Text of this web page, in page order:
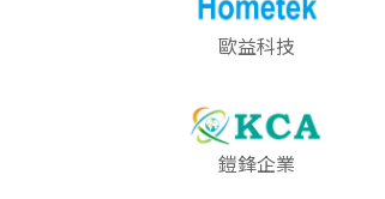
歐益科技
鎧鋒企業